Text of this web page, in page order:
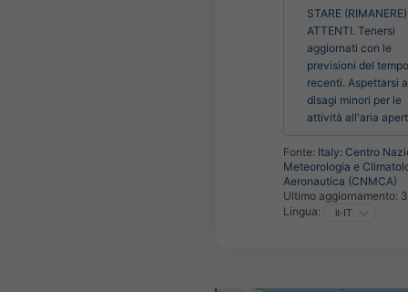
STARE (RIMANERE)
ATTENTI. Tenersi
aggiornati con le
previsioni del
recenti. Aspettarsi
disagi minori per le
attività all'aria
Fonte: Italy: Centro
Meteorologia e
Aeronautica (CNMCA)
Ultimo aggiornamento:
Lingua: